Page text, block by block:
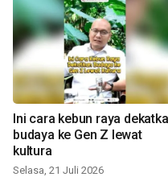
Ini cara kebun raya
budaya ke Gen Z lewat
kultura
Selasa, 21 Juli 2026